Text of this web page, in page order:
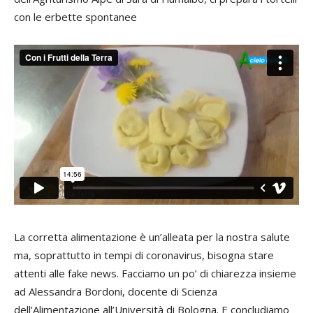
con le erbette spontanee
La corretta alimentazione è un’alleata per la nostra salute
ma, soprattutto in tempi di coronavirus, bisogna stare
attenti alle fake news. Facciamo un po’ di chiarezza insieme
ad Alessandra Bordoni, docente di Scienza
dell’Alimentazione all’Università di Bologna. E concludiamo